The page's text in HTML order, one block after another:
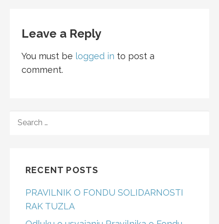
Leave a Reply
You must be logged in to post a
comment.
FOR:
RECENT POSTS
PRAVILNIK O FONDU SOLIDARNOSTI
RAK TUZLA